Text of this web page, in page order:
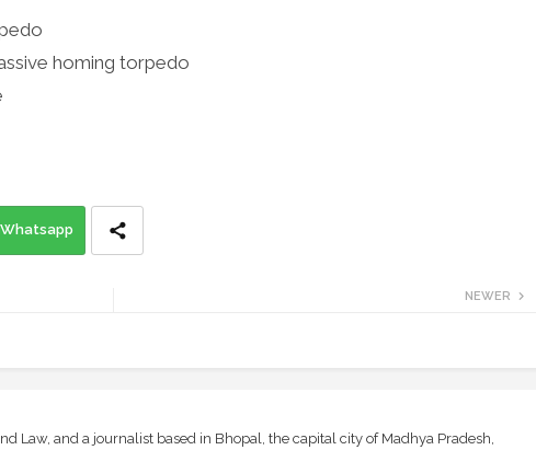
homing torpedo
Whatsapp
NEWER
Law, and a journalist based in Bhopal, the capital city of Madhya Pradesh,